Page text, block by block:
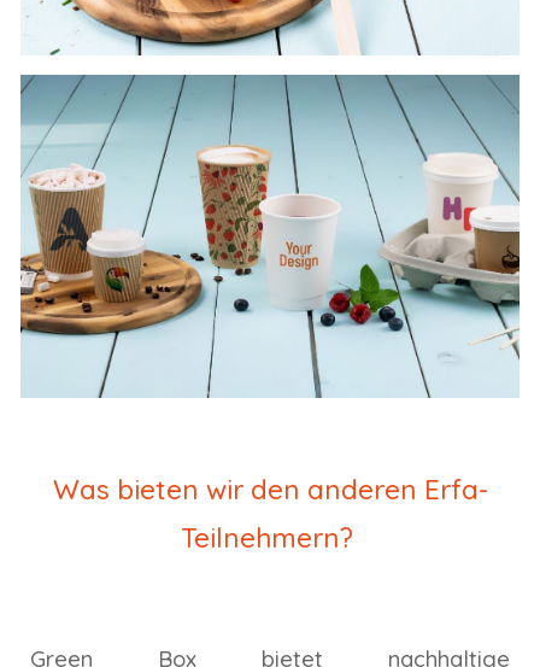
Was bieten wir den anderen Erfa-
Teilnehmern?
Green Box bietet nachhaltige